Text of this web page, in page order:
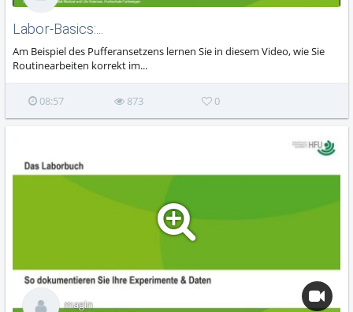
Labor-Basics:...
Am Beispiel des Pufferansetzens lernen Sie in diesem Video, wie Sie
Routinearbeiten korrekt im...
08:57 873 0
magin